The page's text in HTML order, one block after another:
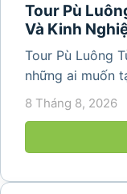
Tour Pù
Và Kinh
Tour Pù Luông
những ai muốn
về không gian
8 Tháng 8, 2026